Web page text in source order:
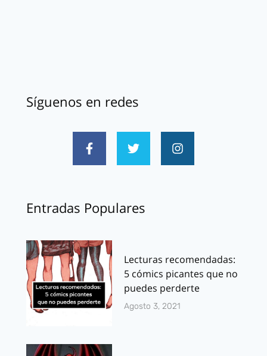
Síguenos en redes
Entradas Populares
Lecturas recomendadas:
5 cómics picantes que no
puedes perderte
Agosto 3, 2021